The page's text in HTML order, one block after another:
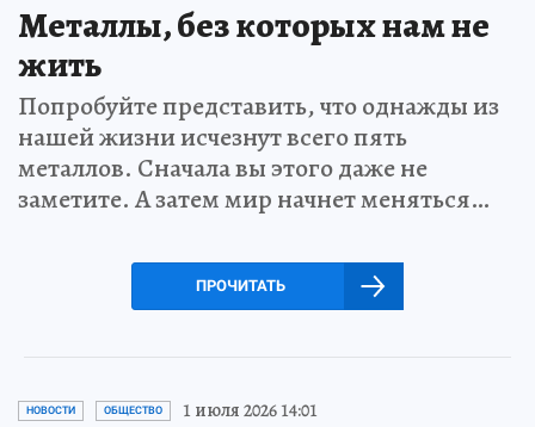
Металлы, без которых нам не
жить
Попробуйте представить, что однажды из
нашей жизни исчезнут всего пять
металлов. Сначала вы этого даже не
заметите. А затем мир начнет меняться…
ПРОЧИТАТЬ
НОВОСТИ ОБЩЕСТВО 1 июля 2026 14:01